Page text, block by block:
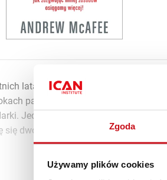
Zgoda
Używamy plików cookies
latach popularne stało się
pary, elektryczności oraz
Jednak obecne przemiany mogą
się dwoma analogiami.